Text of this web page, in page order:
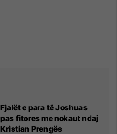
Fjalët e para të Joshuas
pas fitores me nokaut ndaj
Kristian Prengës